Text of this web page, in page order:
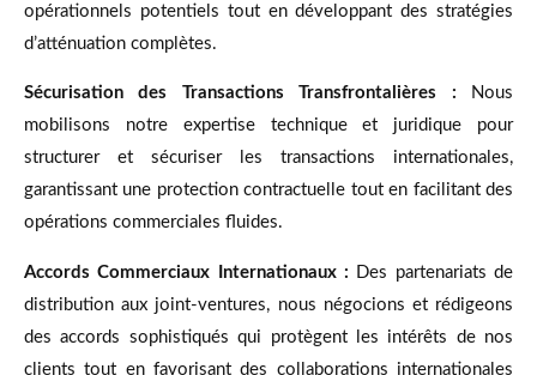
opérationnels potentiels tout en développant des stratégies
d’atténuation complètes.
Sécurisation des Transactions Transfrontalières : Nous
mobilisons notre expertise technique et juridique pour
structurer et sécuriser les transactions internationales,
garantissant une protection contractuelle tout en facilitant des
opérations commerciales fluides.
Accords Commerciaux Internationaux : Des partenariats de
distribution aux joint-ventures, nous négocions et rédigeons
des accords sophistiqués qui protègent les intérêts de nos
clients tout en favorisant des collaborations internationales